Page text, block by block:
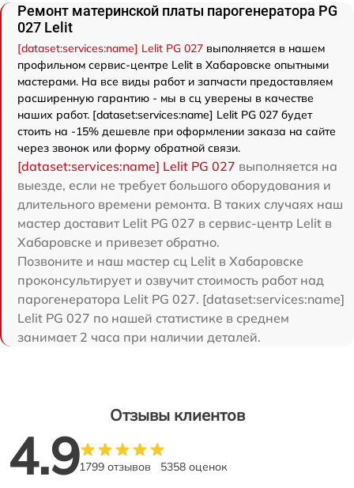
Ремонт материнской платы парогенератора PG
027 Lelit
[dataset:services:name] Lelit PG 027 выполняется в нашем
профильном сервис-центре Lelit в Хабаровске опытными
мастерами. На все виды работ и запчасти предоставляем
расширенную гарантию - мы в сц уверены в качестве
наших работ. [dataset:services:name] Lelit PG 027 будет
стоить на -15% дешевле при оформлении заказа на сайте
через звонок или форму обратной связи.
[dataset:services:name] Lelit PG 027 выполняется на
выезде, если не требует большого оборудования и
длительного времени ремонта. В таких случаях наш
мастер доставит Lelit PG 027 в сервис-центр Lelit в
Хабаровске и привезет обратно.
Позвоните и наш мастер сц Lelit в Хабаровске
проконсультирует и озвучит стоимость работ над
парогенератора Lelit PG 027. [dataset:services:name]
Lelit PG 027 по нашей статистике в среднем
занимает 2 часа при наличии деталей.
Отзывы клиентов
4.91799 отзывов 5358 оценок